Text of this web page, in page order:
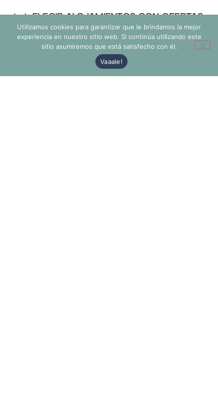
⊹ ELEGIR ALOJAMIENTOS CON OFERTAS
⊹
Un viaje barato quizás no es el momento ideal para
escoger ese hotel tan mono en la mejor calle de la
ciudad que tiene todas las comodidades.
Utilizamos cookies para garantizar que le brindamos la mejor
experiencia en nuestro sitio web. Si continúa utilizando este
sitio asumiremos que está satisfecho con él.
Vaaale!